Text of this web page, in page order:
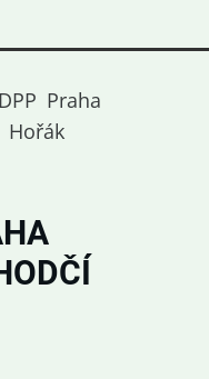
Praha
Hořák